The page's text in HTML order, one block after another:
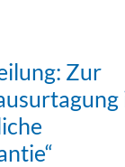
Zur